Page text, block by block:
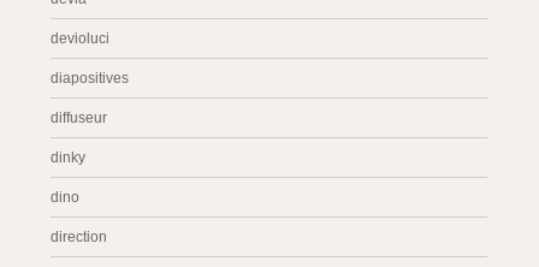
devioluci
diapositives
diffuseur
dinky
dino
direction